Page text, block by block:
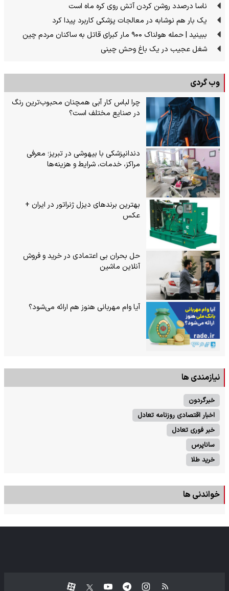
ناسا درصدد روشن کردن آتش روی کره ماه است
یک بار هم نوشابه در معالجات پزشکی کاربرد پیدا کرد
ببینید | حمله هولناک ۹۰۰ مار کبرای قاتل به ساکنان مردم چین
شغل عجیب در یک باغ وحش چینی
وب گردی
چرا لباس کار آبی همچنان محبوب‌ترین رنگ
در صنایع مختلف است؟
دندانپزشکی با بیهوشی در تبریز؛ معرفی
مراکز، خدمات، شرایط و هزینه‌ها
بهترین برندهای دیزل ژنراتور در ایران +
عکس
حل بحران بی‌ اعتمادی در خرید و فروش
آنلاین ماشین
آیا وام مهربانی هنوز هم ارائه می‌شود؟
نیازمندی ها
خبرگردون
اخبار اقتصادی روزنامه تعادل
خبر فوری تعادل
ساناپرس
خرید طلا
خواندنی ها